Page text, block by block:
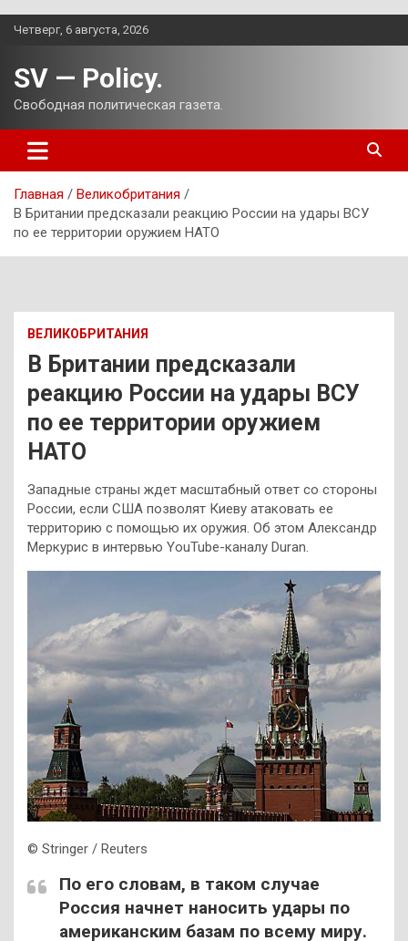
Перейти
Четверг, 6 августа, 2026
SV — Policy.
Свободная политическая газета.
Главная
Великобритания
В Британии предсказали реакцию России на удары ВСУ
по ее территории оружием НАТО
ВЕЛИКОБРИТАНИЯ
В Британии предсказали
реакцию России на удары ВСУ
по ее территории оружием
НАТО
Западные страны ждет масштабный ответ со стороны
России, если США позволят Киеву атаковать ее
территорию с помощью их оружия. Об этом Александр
Меркурис в интервью YouTube-каналу Duran.
© Stringer / Reuters
По его словам, в таком случае
Россия начнет наносить удары по
американским базам по всему миру.